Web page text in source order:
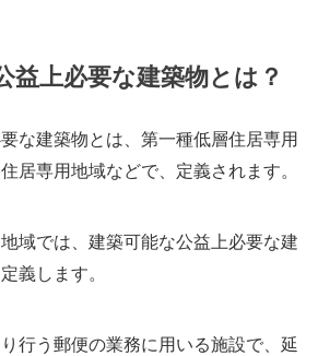
益上必要な建築物とは？
な建築物とは、第一種低層住居専用
居専用地域などで、定義されます。
域では、建築可能な公益上必要な建
義します。
行う郵便の業務に用いる施設で、延